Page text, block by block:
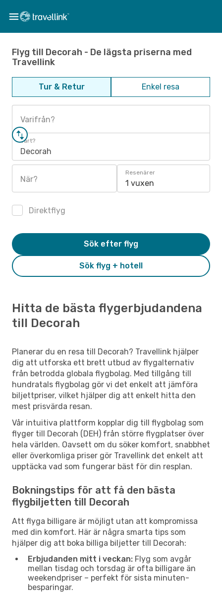
Flyg till Decorah - De lägsta priserna med
Travellink
Tur & Retur Enkel resa
Varifrån?
Vart?
Decorah
När?
Resenärer
1 vuxen
Direktflyg
Sök flyg + hotell
Sök efter flyg
Hitta de bästa flygerbjudandena
till Decorah
Planerar du en resa till Decorah? Travellink hjälper
dig att utforska ett brett utbud av flygalternativ
från betrodda globala flygbolag. Med tillgång till
hundratals flygbolag gör vi det enkelt att jämföra
biljettpriser, vilket hjälper dig att enkelt hitta den
mest prisvärda resan.
Vår intuitiva plattform kopplar dig till flygbolag som
flyger till Decorah (DEH) från större flygplatser över
hela världen. Oavsett om du söker komfort, snabbhet
eller överkomliga priser gör Travellink det enkelt att
upptäcka vad som fungerar bäst för din resplan.
Bokningstips för att få den bästa
flygbiljetten till Decorah
Att flyga billigare är möjligt utan att kompromissa
med din komfort. Här är några smarta tips som
hjälper dig att boka billiga biljetter till Decorah:
Erbjudanden mitt i veckan: Flyg som avgår
mellan tisdag och torsdag är ofta billigare än
weekendpriser – perfekt för sista minuten-
besparingar.